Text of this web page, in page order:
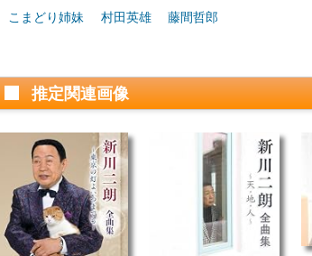
こまどり姉妹 村田英雄 藤間哲郎
推定関連画像